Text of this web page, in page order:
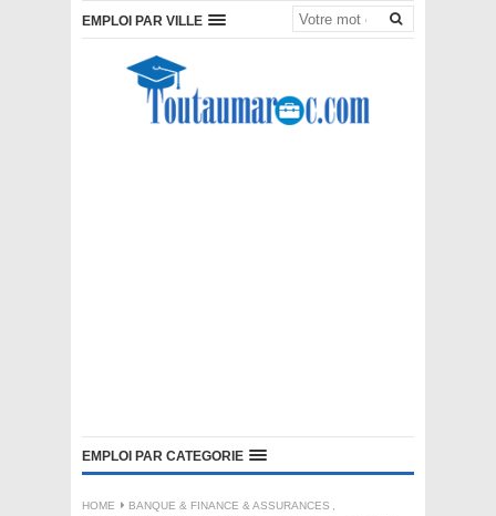
EMPLOI PAR VILLE
EMPLOI PAR CATEGORIE
HOME BANQUE & FINANCE & ASSURANCES ,